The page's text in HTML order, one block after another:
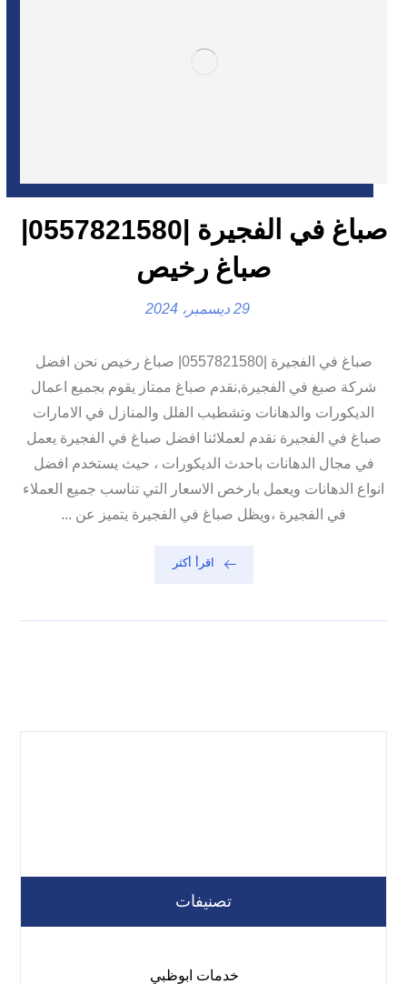
صباغ في الفجيرة |0557821580|
صباغ رخيص
29 ديسمبر، 2024
صباغ في الفجيرة |0557821580| صباغ رخيص نحن افضل
شركة صبغ في الفجيرة,نقدم صباغ ممتاز يقوم بجميع اعمال
الديكورات والدهانات وتشطيب الفلل والمنازل في الامارات
صباغ في الفجيرة نقدم لعملائنا افضل صباغ في الفجيرة يعمل
في مجال الدهانات باحدث الديكورات ، حيث يستخدم افضل
انواع الدهانات ويعمل بارخص الاسعار التي تناسب جميع العملاء
في الفجيرة ،ويظل صباغ في الفجيرة يتميز عن ...
اقرأ أكثر
تصنيفات
خدمات ابوظبي